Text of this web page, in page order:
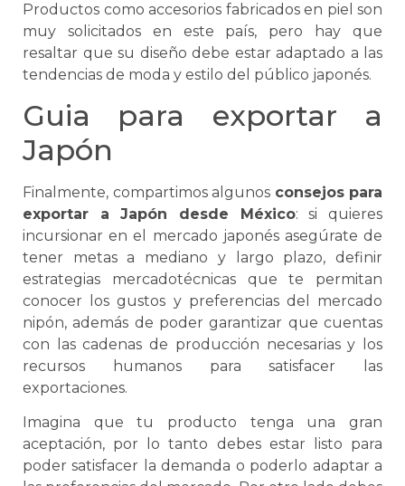
Productos como accesorios fabricados en piel son
muy solicitados en este país, pero hay que
resaltar que su diseño debe estar adaptado a las
tendencias de moda y estilo del público japonés.
Guia para exportar a
Japón
Finalmente, compartimos algunos consejos para
exportar a Japón desde México: si quieres
incursionar en el mercado japonés asegúrate de
tener metas a mediano y largo plazo, definir
estrategias mercadotécnicas que te permitan
conocer los gustos y preferencias del mercado
nipón, además de poder garantizar que cuentas
con las cadenas de producción necesarias y los
recursos humanos para satisfacer las
exportaciones.
Imagina que tu producto tenga una gran
aceptación, por lo tanto debes estar listo para
poder satisfacer la demanda o poderlo adaptar a